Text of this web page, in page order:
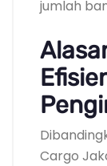
jumlah
Cargo